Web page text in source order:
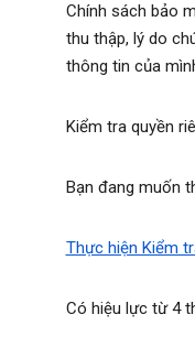
Chính sách bảo
thu thập, lý do
thông tin của
Kiểm tra quyền
Bạn đang muốn
Thực hiện Kiểm
Có hiệu lực từ 4